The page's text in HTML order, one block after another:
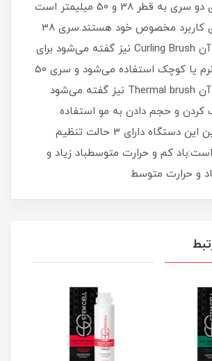
این دستگاه دارای دو سری به قطر 38 و 50 میلیمتر است
که هر کدام دارای کاربرد مخصوص خود هستند.سری 38
میلیمتری که به آن Curling Brush نیز گفته می‌شود برای
ایجاد موج های نرم یا کوچک استفاده می‌شود و سری 50
میلیمتری که به آن Thermal brush نیز گفته می‌شود
کردن و حجم دادن به مو استفاده
می‌شود.و همچنین این دستگاه دارای 3 حالت تنظیم
کم و حرارت متوسطباد زیاد و
و حرارت متوسط